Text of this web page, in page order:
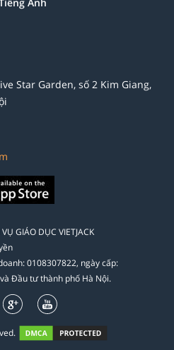
Star Garden, số 2 Kim Giang,
GIÁO DỤC VIETJACK
0108307822, ngày cấp:
Đầu tư thành phố Hà Nội.